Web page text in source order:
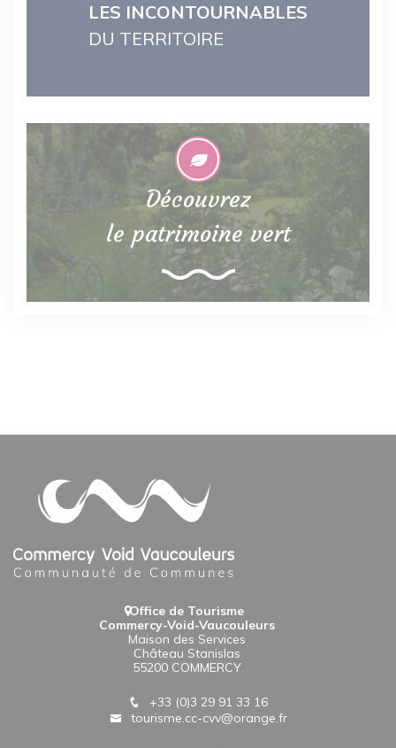
LES INCONTOURNABLES
DU TERRITOIRE
Découvrez
le patrimoine vert
Office de Tourisme
Commercy-Void-Vaucouleurs
Maison des Services
Château Stanislas
55200 COMMERCY
+33 (0)3 29 91 33 16
tourisme.cc-cvv@orange.fr